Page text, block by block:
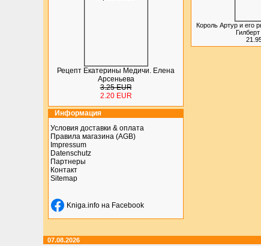
Рецепт Екатерины Медичи. Елена
Арсеньева
3.25 EUR
2.20 EUR
Информация
Условия доставки & оплата
Правила магазина (AGB)
Impressum
Datenschutz
Партнеры
Контакт
Sitemap
Kniga.info на Facebook
Король Артур и его
07.08.2026